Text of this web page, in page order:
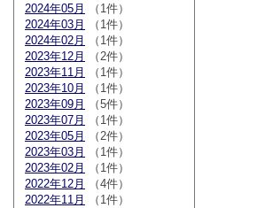
2024年05月
（1件）
2024年03月
（1件）
2024年02月
（1件）
2023年12月
（2件）
2023年11月
（1件）
2023年10月
（1件）
2023年09月
（5件）
2023年07月
（1件）
2023年05月
（2件）
2023年03月
（1件）
2023年02月
（1件）
2022年12月
（4件）
2022年11月
（1件）